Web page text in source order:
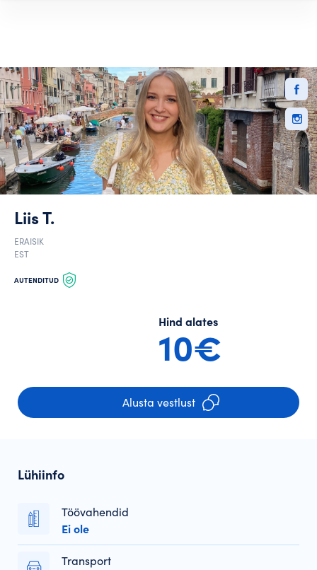
Liis T.
ERAISIK
EST
AUTENDITUD
Hind alates
10€
Alusta vestlust
Lühiinfo
Töövahendid
Ei ole
Transport